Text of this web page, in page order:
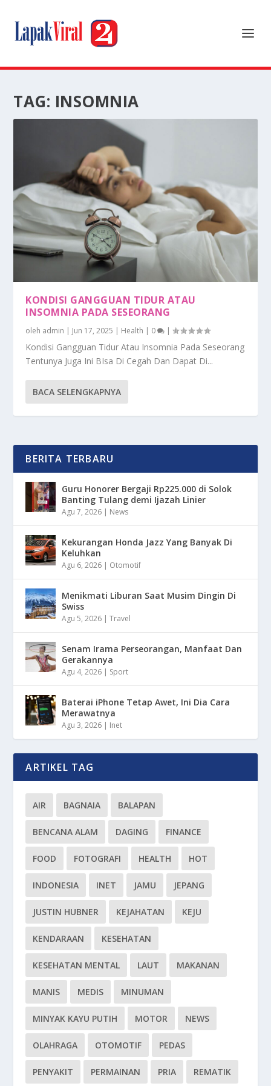
TAG: INSOMNIA
KONDISI GANGGUAN TIDUR ATAU
INSOMNIA PADA SESEORANG
oleh admin | Jun 17, 2025 | Health | 0 |
Kondisi Gangguan Tidur Atau Insomnia Pada Seseorang
Tentunya Juga Ini BIsa Di Cegah Dan Dapat Di...
BACA SELENGKAPNYA
BERITA TERBARU
Guru Honorer Bergaji Rp225.000 di Solok
Banting Tulang demi Ijazah Linier
Agu 7, 2026 | News
Kekurangan Honda Jazz Yang Banyak Di
Keluhkan
Agu 6, 2026 | Otomotif
Menikmati Liburan Saat Musim Dingin Di
Swiss
Agu 5, 2026 |Travel
Senam Irama Perseorangan, Manfaat Dan
Gerakannya
Agu 4, 2026 | Sport
Baterai iPhone Tetap Awet, Ini Dia Cara
Merawatnya
Agu 3, 2026 | Inet
ARTIKEL TAG
AIR BAGNAIA BALAPAN
BENCANA ALAM DAGING FINANCE
FOOD FOTOGRAFI HEALTH HOT
INDONESIA INET JAMU JEPANG
JUSTIN HUBNER KEJAHATAN KEJU
KENDARAAN KESEHATAN
KESEHATAN MENTAL LAUT MAKANAN
MANIS MEDIS MINUMAN
MINYAK KAYU PUTIH MOTOR NEWS
OLAHRAGA OTOMOTIF PEDAS
PENYAKIT PERMAINAN PRIA REMATIK